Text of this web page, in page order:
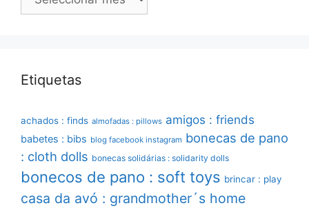
Etiquetas
achados : finds almofadas : pillows amigos : friends
babetes : bibs blog facebook instagram bonecas de pano
: cloth dolls bonecas solidárias : solidarity dolls
bonecos de pano : soft toys brincar : play
casa da avó : grandmother´s home